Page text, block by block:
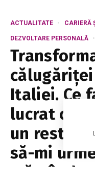
ACTUALITATE CARIERĂ
DEZVOLTARE PERSONALĂ
călugăriței
Italiei. Ce
lucrat ca
un
să-mi
mă